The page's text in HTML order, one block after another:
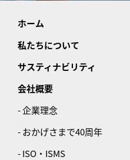
ホーム
私たちについて
サスティナビリティ
会社概要
- 企業理念
- おかげさまで40周年
- ISO・ISMS